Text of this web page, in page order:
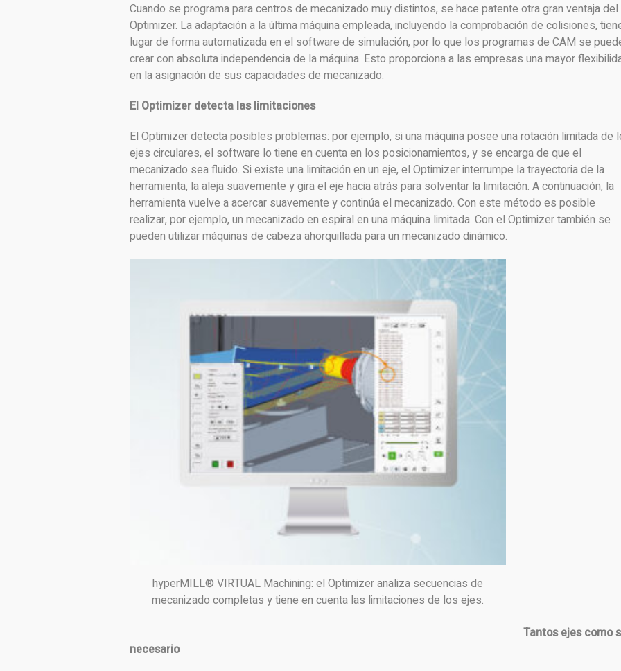
Cuando se programa para centros de mecanizado muy distintos, se hace patente otra gran ventaja del
Optimizer. La adaptación a la última máquina empleada, incluyendo la comprobación de colisiones,
lugar de forma automatizada en el software de simulación, por lo que los programas de CAM se
crear con absoluta independencia de la máquina. Esto proporciona a las empresas una mayor
en la asignación de sus capacidades de mecanizado.
El Optimizer detecta las limitaciones
El Optimizer detecta posibles problemas: por ejemplo, si una máquina posee una rotación limitada de
ejes circulares, el software lo tiene en cuenta en los posicionamientos, y se encarga de que el
mecanizado sea fluido. Si existe una limitación en un eje, el Optimizer interrumpe la trayectoria de la
herramienta, la aleja suavemente y gira el eje hacia atrás para solventar la limitación. A continuación, la
herramienta vuelve a acercar suavemente y continúa el mecanizado. Con este método es posible
realizar, por ejemplo, un mecanizado en espiral en una máquina limitada. Con el Optimizer también se
pueden utilizar máquinas de cabeza ahorquillada para un mecanizado dinámico.
hyperMILL® VIRTUAL Machining: el Optimizer analiza secuencias de
mecanizado completas y tiene en cuenta las limitaciones de los ejes.
Tantos ejes como
necesario